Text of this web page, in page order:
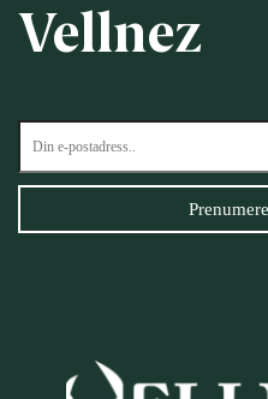
Vellnez